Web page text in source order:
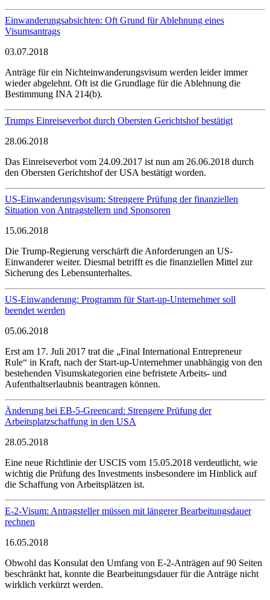
Einwanderungsabsichten: Oft Grund für Ablehnung eines
Visumsantrags
03.07.2018
Anträge für ein Nichteinwanderungsvisum werden leider immer
wieder abgelehnt. Oft ist die Grundlage für die Ablehnung die
Bestimmung INA 214(b).
Trumps Einreiseverbot durch Obersten Gerichtshof bestätigt
28.06.2018
Das Einreiseverbot vom 24.09.2017 ist nun am 26.06.2018 durch
den Obersten Gerichtshof der USA bestätigt worden.
US-Einwanderungsvisum: Strengere Prüfung der finanziellen
Situation von Antragstellern und Sponsoren
15.06.2018
Die Trump-Regierung verschärft die Anforderungen an US-
Einwanderer weiter. Diesmal betrifft es die finanziellen Mittel zur
Sicherung des Lebensunterhaltes.
US-Einwanderung: Programm für Start-up-Unternehmer soll
beendet werden
05.06.2018
Erst am 17. Juli 2017 trat die „Final International Entrepreneur
Rule“ in Kraft, nach der Start-up-Unternehmer unabhängig von den
bestehenden Visumskategorien eine befristete Arbeits- und
Aufenthaltserlaubnis beantragen können.
Änderung bei EB-5-Greencard: Strengere Prüfung der
Arbeitsplatzschaffung in den USA
28.05.2018
Eine neue Richtlinie der USCIS vom 15.05.2018 verdeutlicht, wie
wichtig die Prüfung des Investments insbesondere im Hinblick auf
die Schaffung von Arbeitsplätzen ist.
E-2-Visum: Antragsteller müssen mit längerer Bearbeitungsdauer
rechnen
16.05.2018
Obwohl das Konsulat den Umfang von E-2-Anträgen auf 90 Seiten
beschränkt hat, konnte die Bearbeitungsdauer für die Anträge nicht
wirklich verkürzt werden.